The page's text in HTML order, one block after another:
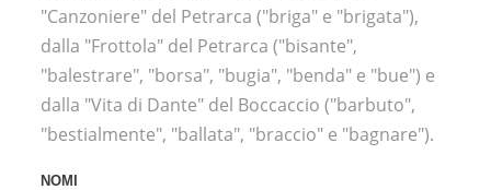
"Canzoniere" del Petrarca ("briga" e "brigata"),
dalla "Frottola" del Petrarca ("bisante",
"balestrare", "borsa", "bugia", "benda" e "bue") e
dalla "Vita di Dante" del Boccaccio ("barbuto",
"bestialmente", "ballata", "braccio" e "bagnare").
NOMI